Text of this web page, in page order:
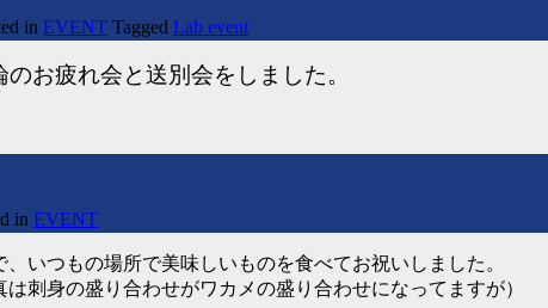
in EVENT Tagged Lab event
お疲れ会と送別会をしました。
in EVENT
いつもの場所で美味しいものを食べてお祝いしました。
は刺身の盛り合わせがワカメの盛り合わせになってますが）